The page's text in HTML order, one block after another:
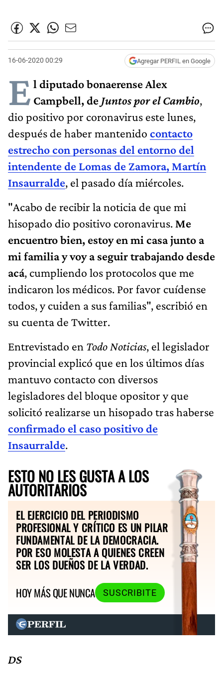
16-06-2020 00:29 Agregar PERFIL en Google
E l diputado bonaerense Alex
Campbell, de Juntos por el Cambio,
dio positivo por coronavirus este lunes,
después de haber mantenido contacto
estrecho con personas del entorno del
intendente de Lomas de Zamora, Martín
Insaurralde, el pasado día miércoles.
"Acabo de recibir la noticia de que mi
hisopado dio positivo coronavirus. Me
encuentro bien, estoy en mi casa junto a
mi familia y voy a seguir trabajando desde
acá, cumpliendo los protocolos que me
indicaron los médicos. Por favor cuídense
todos, y cuiden a sus familias", escribió en
su cuenta de Twitter.
Entrevistado en Todo Noticias, el legislador
provincial explicó que en los últimos días
mantuvo contacto con diversos
legisladores del bloque opositor y que
solicitó realizarse un hisopado tras haberse
confirmado el caso positivo de
Insaurralde.
ESTO NO LES GUSTA A LOS
AUTORITARIOS
EL EJERCICIO DEL PERIODISMO
PROFESIONAL Y CRÍTICO ES UN PILAR
FUNDAMENTAL DE LA DEMOCRACIA.
POR ESO MOLESTA A QUIENES CREEN
SER LOS DUEÑOS DE LA VERDAD.
HOY MÁS QUE NUNCA
SUSCRIBITE
DS